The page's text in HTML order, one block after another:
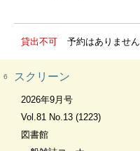
貸出不可 予約はありません
6 スクリーン
2026年9月号
Vol.81 No.13 (1223)
図書館